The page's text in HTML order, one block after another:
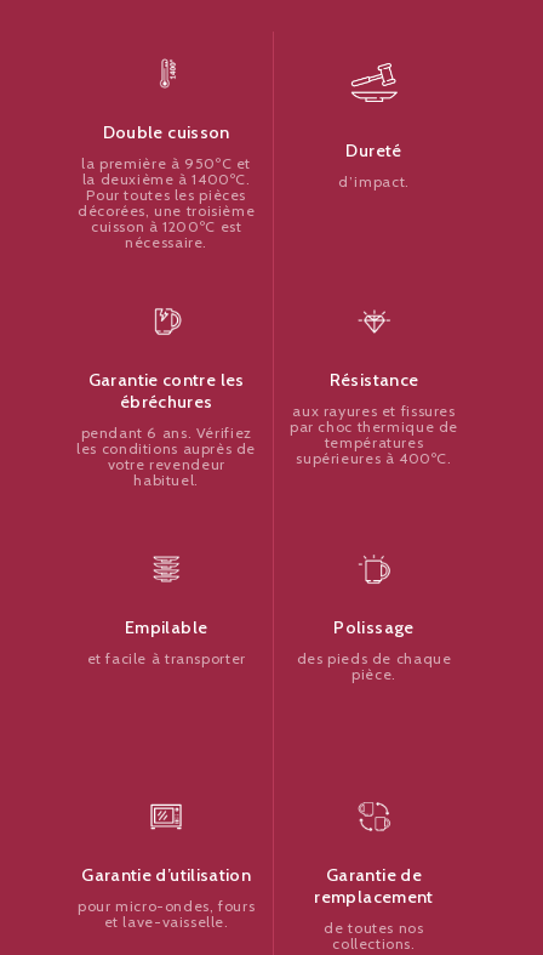
Double cuisson
la première à 950ºC et
la deuxième à 1400ºC.
Pour toutes les pièces
décorées, une troisième
cuisson à 1200ºC est
nécessaire.
Dureté
d’impact.
Garantie contre les
ébréchures
pendant 6 ans. Vérifiez
les conditions auprès de
votre revendeur
habituel.
Résistance
aux rayures et fissures
par choc thermique de
températures
supérieures à 400ºC.
Empilable
et facile à transporter
Polissage
des pieds de chaque
pièce.
Garantie d’utilisation
pour micro-ondes, fours
et lave-vaisselle.
Garantie de
remplacement
de toutes nos
collections.